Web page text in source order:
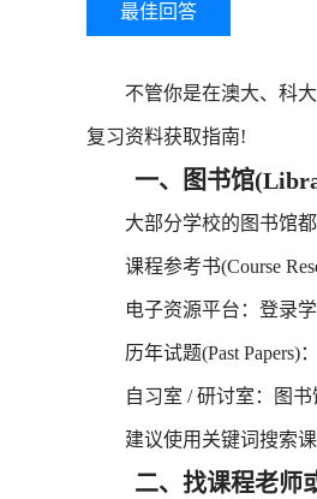
最佳回答
不管你是在澳大、科大
复习资料获取指南!
一、图书馆
大部分学校的图书馆都
课程参考书(Course
电子资源平台：登录学
历年试题(Past Papers)
自习室 / 研讨室：图书
建议使用关键词搜索课程
二、找课程老师